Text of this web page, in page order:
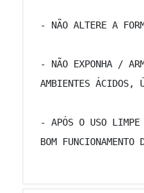
- NÃO ALTERE A
- NÃO EXPONHA /
AMBIENTES ÁCIDOS,
- APÓS O USO
BOM